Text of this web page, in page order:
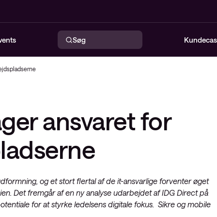
Cyber Defense Center
løsninger
Cyber Risk Advisory
Access (SDA)
Routing
Virtualization
Orchestrator
Service Edge –
Experience
& Response
Service (NaaS)
Management
Services
Søg
ansvaret for
og et stort flertal af de it-ansvarlige forventer øget
Det fremgår af en ny analyse udarbejdet af IDG Direct på
for at styrke ledelsens digitale fokus. Sikre og mobile